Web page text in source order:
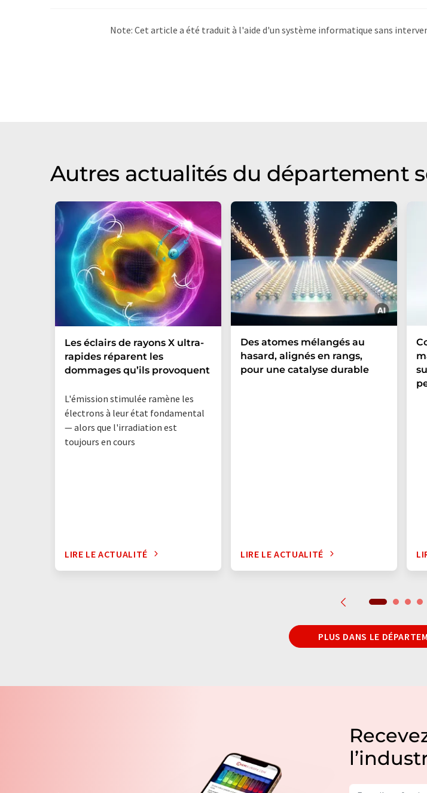
Note: Cet article a été traduit à l'aide d'un système informatique sans
Autres actualités du département
Les éclairs de rayons X ultra-
rapides réparent les
dommages qu’ils provoquent
L'émission stimulée ramène les
électrons à leur état fondamental
— alors que l'irradiation est
toujours en cours
LIRE LE ACTUALITÉ
Des atomes mélangés au
hasard, alignés en rangs,
pour une catalyse durable
LIRE LE ACTUALITÉ
PLUS DANS LE